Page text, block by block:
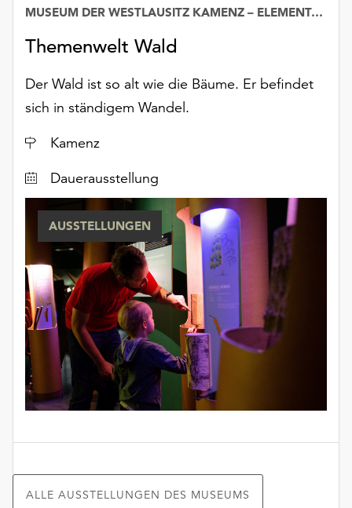
Themenwelt Wald
MUSEUM DER WESTLAUSITZ KAMENZ – ELEMENTARIUM
Der Wald ist so alt wie die Bäume. Er befindet
sich in ständigem Wandel.
Ort
Kamenz
Datum
Dauerausstellung
AUSSTELLUNGEN
ALLE AUSSTELLUNGEN DES MUSEUMS